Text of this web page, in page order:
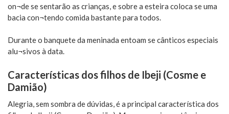
on¬de se sentarão as crianças, e sobre a esteira coloca se uma
bacia con¬tendo comida bastante para todos.
Durante o banquete da meninada entoam se cânticos especiais
alu¬sivos à data.
Características dos filhos de Ibeji (Cosme e
Damião)
Alegria, sem sombra de dúvidas, é a principal característica dos